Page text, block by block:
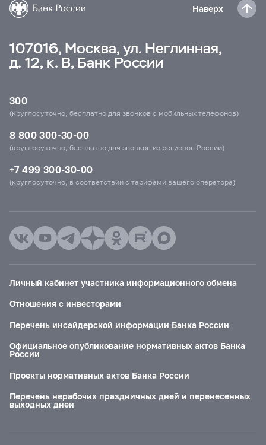
Наверх
107016, Москва, ул. Неглинная,
д. 12, к. В, Банк России
300
(круглосуточно, бесплатно для звонков с мобильных телефонов)
8 800 300-30-00
(круглосуточно, бесплатно для звонков из регионов России)
+7 499 300-30-00
(круглосуточно, в соответствии с тарифами вашего оператора)
Личный кабинет участника информационного обмена
Отношения с инвесторами
Перечень инсайдерской информации Банка России
Официальное опубликование нормативных актов Банка
России
Проекты нормативных актов Банка России
Перечень нерабочих праздничных дней и перенесенных
выходных дней